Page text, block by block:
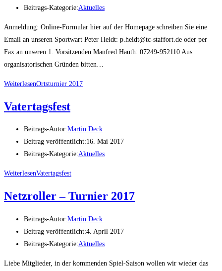
Beitrags-Kategorie:Aktuelles
Anmeldung: Online-Formular hier auf der Homepage schreiben Sie eine
Email an unseren Sportwart Peter Heidt: p.heidt@tc-staffort.de oder per
Fax an unseren 1. Vorsitzenden Manfred Hauth: 07249-952110 Aus
organisatorischen Gründen bitten…
WeiterlesenOrtsturnier 2017
Vatertagsfest
Beitrags-Autor:Martin Deck
Beitrag veröffentlicht:16. Mai 2017
Beitrags-Kategorie:Aktuelles
WeiterlesenVatertagsfest
Netzroller – Turnier 2017
Beitrags-Autor:Martin Deck
Beitrag veröffentlicht:4. April 2017
Beitrags-Kategorie:Aktuelles
Liebe Mitglieder, in der kommenden Spiel-Saison wollen wir wieder das